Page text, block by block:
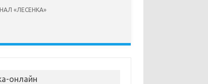
«ЛЕСЕНКА»
онлайн